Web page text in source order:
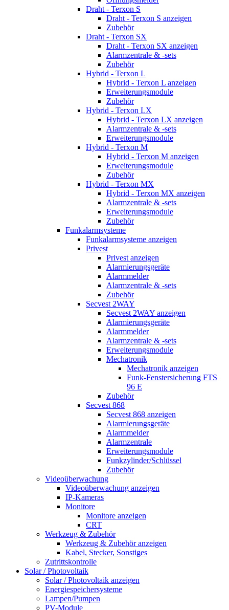
Draht - Terxon S
Draht - Terxon S anzeigen
Zubehör
Draht - Terxon SX
Draht - Terxon SX anzeigen
Alarmzentrale & -sets
Zubehör
Hybrid - Terxon L
Hybrid - Terxon L anzeigen
Erweiterungsmodule
Zubehör
Hybrid - Terxon LX
Hybrid - Terxon LX anzeigen
Alarmzentrale & -sets
Erweiterungsmodule
Hybrid - Terxon M
Hybrid - Terxon M anzeigen
Erweiterungsmodule
Zubehör
Hybrid - Terxon MX
Hybrid - Terxon MX anzeigen
Alarmzentrale & -sets
Erweiterungsmodule
Zubehör
Funkalarmsysteme
Funkalarmsysteme anzeigen
Privest
Privest anzeigen
Alarmierungsgeräte
Alarmmelder
Alarmzentrale & -sets
Zubehör
Secvest 2WAY
Secvest 2WAY anzeigen
Alarmierungsgeräte
Alarmmelder
Alarmzentrale & -sets
Erweiterungsmodule
Mechatronik
Mechatronik anzeigen
Funk-Fenstersicherung FTS
96 E
Zubehör
Secvest 868
Secvest 868 anzeigen
Alarmierungsgeräte
Alarmmelder
Alarmzentrale
Erweiterungsmodule
Funkzylinder/Schlüssel
Zubehör
Videoüberwachung
Videoüberwachung anzeigen
IP-Kameras
Monitore
Monitore anzeigen
CRT
Werkzeug & Zubehör
Werkzeug & Zubehör anzeigen
Kabel, Stecker, Sonstiges
Zutrittskontrolle
Solar / Photovoltaik
Solar / Photovoltaik anzeigen
Energiespeichersysteme
Lampen/Pumpen
PV-Module